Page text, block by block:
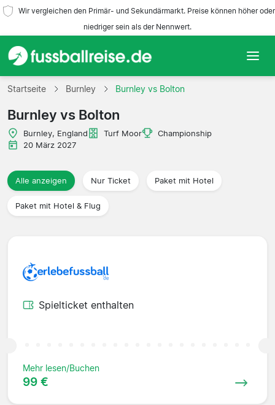
Wir vergleichen den Primär- und Sekundärmarkt. Preise können höher oder
niedriger sein als der Nennwert.
Startseite
Mannschaften
Ligen
Reisebüros
Startseite Burnley Burnley vs Bolton
Burnley vs Bolton
Burnley, England Turf Moor
Championship
20 März 2027
Alle anzeigen Nur Ticket Paket mit Hotel
Paket mit Hotel & Flug
Spielticket enthalten
Mehr lesen/Buchen
99 €